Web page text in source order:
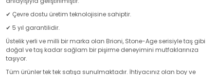
✔ Çevre dostu üretim teknolojisine sahiptir.
✔ 5 yıl garantilidir.
Üstelik yerli ve milli bir marka olan Brioni, Stone-Age serisiyle taş gibi
doğal ve taş kadar sağlam bir pişirme deneyimini mutfaklarınıza
taşıyor.
Tüm ürünler tek tek satışa sunulmaktadır. İhtiyacınız olan boy ve